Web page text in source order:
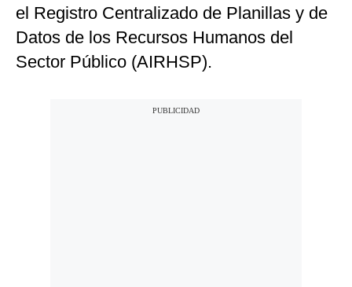
el Registro Centralizado de Planillas y de
Datos de los Recursos Humanos del
Sector Público (AIRHSP).